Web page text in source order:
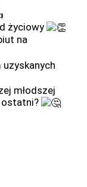
życiowy
na
młodszej
ostatni?